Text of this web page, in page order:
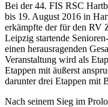
Bei der 44. FIS RSC
bis 19. August 2016 in
erkämpfte der für den RV
Leipzig startende
einen herausragenden
Veranstaltung wird als
Etappen mit äußerst
darunter drei Etappen mit
Nach seinem Sieg im